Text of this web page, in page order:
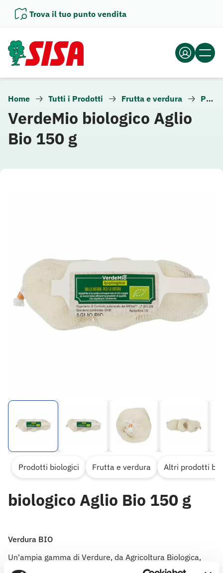
Trova il tuo punto vendita
Home Tutti i Prodotti Frutta e verdura Prodotti biologici
VerdeMio biologico Aglio
Bio 150 g
Prodotti biologici Frutta e verdura Altri prodotti
biologico Aglio Bio 150 g
Verdura BIO
Un'ampia gamma di Verdure, da Agricoltura Biologica,
selezionate per te nel pieno rispetto dell'ambiente.